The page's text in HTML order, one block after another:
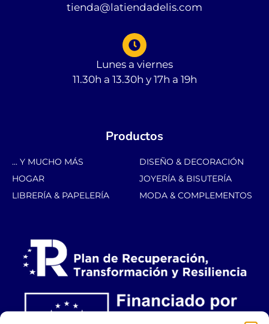
tienda@latiendadelis.com
Lunes a viernes
11.30h a 13.30h y 17h a 19h
Productos
... Y MUCHO MÁS
DISEÑO & DECORACIÓN
HOGAR
JOYERÍA & BISUTERÍA
LIBRERÍA & PAPELERÍA
MODA & COMPLEMENTOS